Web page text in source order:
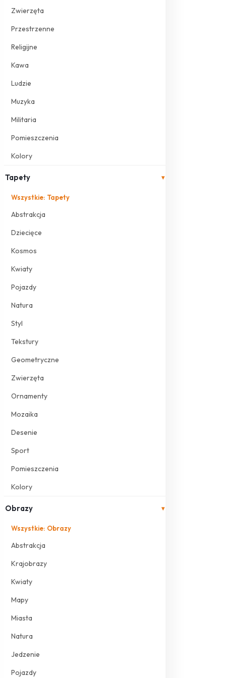
Zwierzęta
Przestrzenne
Religijne
Kawa
Ludzie
Muzyka
Militaria
Pomieszczenia
Kolory
Tapety ▾
Wszystkie: Tapety
Abstrakcja
Dziecięce
Kosmos
Kwiaty
Pojazdy
Natura
Styl
Tekstury
Geometryczne
Zwierzęta
Ornamenty
Mozaika
Desenie
Sport
Pomieszczenia
Kolory
Obrazy ▾
Wszystkie: Obrazy
Abstrakcja
Krajobrazy
Kwiaty
Mapy
Miasta
Natura
Jedzenie
Pojazdy